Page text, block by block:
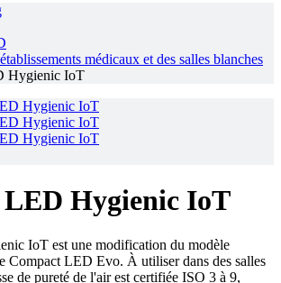
médicaux et des salles blanches
Hygienic IoT
Hygienic IoT
IoT est une modification du modèle
Compact LED Evo. À utiliser dans des salles
de pureté de l'air est certifiée ISO 3 à 9,